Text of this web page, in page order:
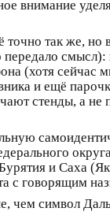
внимание
так же, но
передало
(хотя сейчас
и ещё
стенды, а не
и Саха
с говорящим
чем символ